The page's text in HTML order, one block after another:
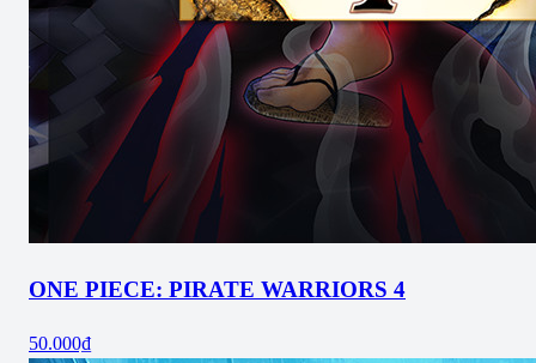
ONE PIECE: PIRATE WARRIORS 4
50.000₫